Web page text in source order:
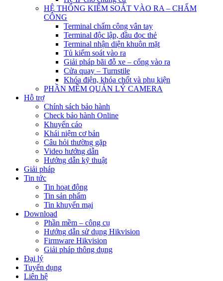
HỆ THỐNG KIỂM SOÁT VÀO RA – CHẤM
CÔNG
Terminal chấm công vân tay
Terminal độc lập, đầu đọc thẻ
Terminal nhận diện khuôn mặt
Tủ kiểm soát vào ra
Giải pháp bãi đỗ xe – cổng vào ra
Cửa quay – Turnstile
Khóa điện, khóa chốt và phụ kiện
PHẦN MỀM QUẢN LÝ CAMERA
Hỗ trợ
Chính sách bảo hành
Check bảo hành Online
Khuyến cáo
Khái niệm cơ bản
Câu hỏi thường gặp
Video hướng dẫn
Hướng dẫn kỹ thuật
Giải pháp
Tin tức
Tin hoạt động
Tin sản phẩm
Tin khuyến mại
Download
Phần mềm – công cụ
Hướng dẫn sử dụng Hikvision
Firmware Hikvision
Giải pháp thông dụng
Đại lý
Tuyển dụng
Liên hệ